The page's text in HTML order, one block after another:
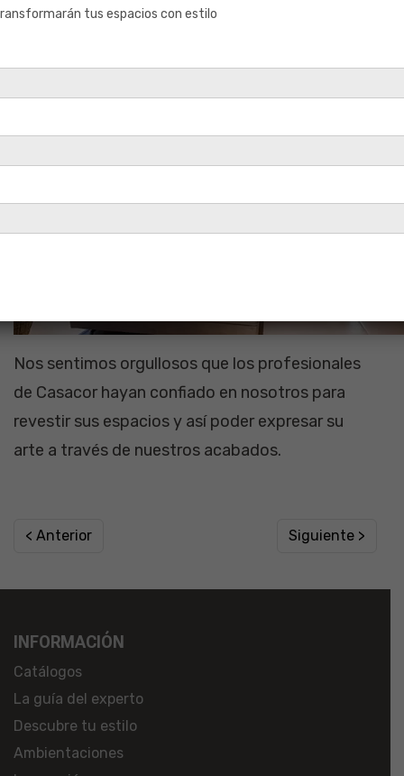
diseñado por los profesionales. En esta
Gerente de Marketing de Cerámica San Lorenzo.
Nos sentimos orgullosos que los profesionales
de Casacor hayan confiado en nosotros para
revestir sus espacios y así poder expresar su
arte a través de nuestros acabados.
< Anterior Siguiente >
INFORMACIÓN
Catálogos
La guía del experto
Descubre tu estilo
Ambientaciones
tus espacios con estilo